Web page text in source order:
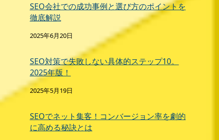
SEO会社での成功事例と選び方のポイントを
徹底解説
2025年6月20日
SEO対策で失敗しない具体的ステップ10。
2025年版！
2025年5月19日
SEOでネット集客！コンバージョン率を劇的
に高める秘訣とは